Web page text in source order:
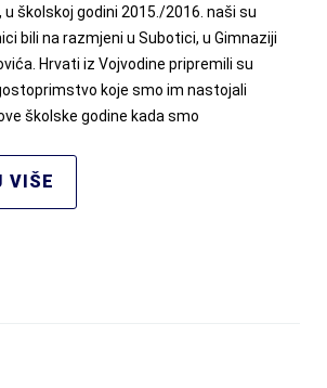
školskoj godini 2015./2016. naši su
bili na razmjeni u Subotici, u Gimnaziji
Hrvati iz Vojvodine pripremili su
koje smo im nastojali
školske godine kada smo
VIŠE